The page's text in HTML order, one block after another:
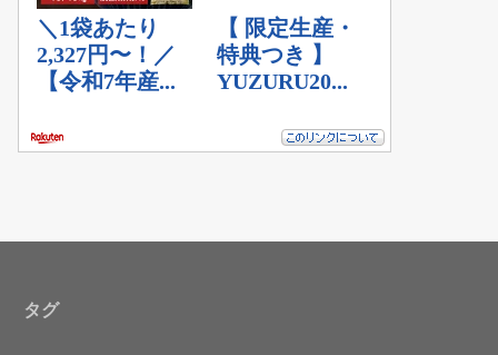
タグ